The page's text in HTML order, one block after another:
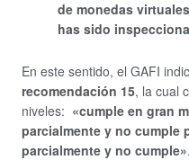
de monedas
has sido
En este sentido, el GAFI
recomendación 15, la cual
niveles: «cumple en gran
parcialmente y no cumple
parcialmente y no cumple».